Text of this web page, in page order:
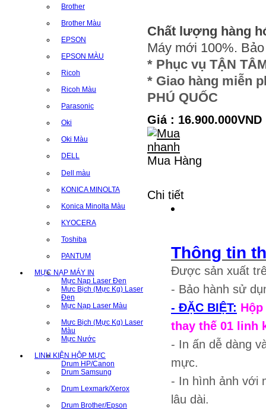
Brother
Brother Màu
EPSON
EPSON MÀU
Ricoh
Ricoh Màu
Parasonic
Oki
Oki Màu
DELL
Dell màu
KONICA MINOLTA
Konica Minolta Màu
KYOCERA
Toshiba
PANTUM
MỰC NẠP MÁY IN
Mực Nạp Laser Đen
Mưc Bịch (Mực Kg) Laser
Đen
Mực Nạp Laser Màu
Mưc Bịch (Mực Kg) Laser
Màu
Mực Nước
LINH KIỆN HỘP MỰC
Drum HP/Canon
Drum Samsung
Drum Lexmark/Xerox
Drum Brother/Epson
Chất lượng hàng
Máy mới 100%.
* Phục vụ TẬN
* Giao hàng miễn
PHÚ QUỐC
Giá : 16.900.000VND
Mua Hàng
Chi tiết
Thông tin
Được sản xuất
- Bảo hành sử
- ĐẶC BIỆT:
thay thế 01 linh
- In ấn dễ dàng
mực.
- In hình ảnh với
lâu dài.